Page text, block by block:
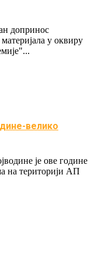
допринос
у оквиру
велико
је ове године
на територији АП